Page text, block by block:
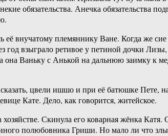
обязательства. Анечка обязательства
внучатому племяннику Ване. Когда же
год взыграло ретивое у петиной дочки
Ваньку с Анькой на дальнюю заимку к
цвели ишшо и при её батюшке Пете,
Кате. Дело, как говорится, житейское.
Скинула его коварная жёнка Катя.
полюбовника Гриши. Но мало ли что